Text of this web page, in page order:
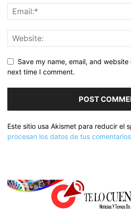
Save my name, email, and
next time I comment.
Este sitio usa Akismet para reducir el
procesan los datos de tus